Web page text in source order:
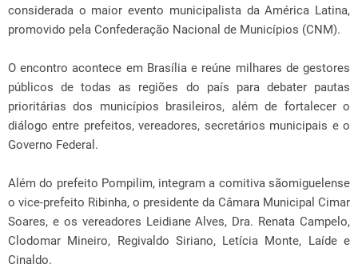
considerada o maior evento municipalista da América Latina,
promovido pela Confederação Nacional de Municípios (CNM).
O encontro acontece em Brasília e reúne milhares de gestores
públicos de todas as regiões do país para debater pautas
prioritárias dos municípios brasileiros, além de fortalecer o
diálogo entre prefeitos, vereadores, secretários municipais e o
Governo Federal.
Além do prefeito Pompilim, integram a comitiva sãomiguelense
o vice-prefeito Ribinha, o presidente da Câmara Municipal Cimar
Soares, e os vereadores Leidiane Alves, Dra. Renata Campelo,
Clodomar Mineiro, Regivaldo Siriano, Letícia Monte, Laíde e
Cinaldo.